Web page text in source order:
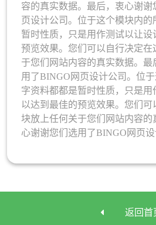
容的真实数据。最后，衷心谢谢
页设计公司。位于这个模块内
暂时性质，只是用作测试以让设
预览效果。您们可以自行决定在
于您们网站内容的真实数据。
用了BINGO网页设计公司。位
字资料都都是暂时性质，只是
以达到最佳的预览效果。您们
块放上任何关于您们网站内容的
心谢谢您们选用了BINGO网页设
返回首